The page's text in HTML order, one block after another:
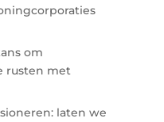
om
rusten met
laten we